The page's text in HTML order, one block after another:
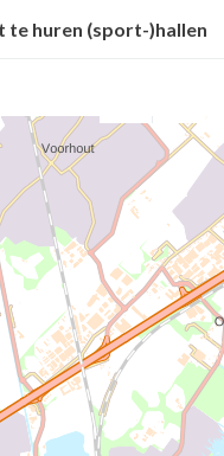
te huren (sport-)hallen